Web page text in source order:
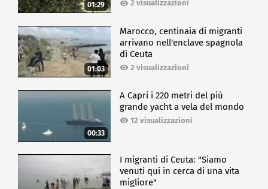
01:29 2 visualizzazioni
01:03
Marocco, centinaia di migranti
arrivano nell'enclave spagnola
di Ceuta
2 visualizzazioni
00:33
A Capri i 220 metri del più
grande yacht a vela del mondo
12 visualizzazioni
I migranti di Ceuta: "Siamo
venuti qui in cerca di una vita
migliore"